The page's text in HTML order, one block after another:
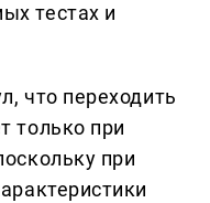
тестах и
что переходить
только при
при